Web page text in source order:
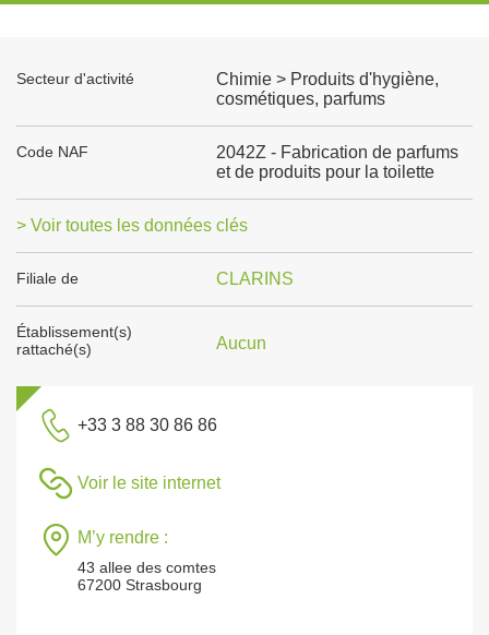
Secteur d'activité
Chimie > Produits d'hygiène,
cosmétiques, parfums
Code NAF
2042Z - Fabrication de parfums
et de produits pour la toilette
> Voir toutes les données clés
Filiale de CLARINS
Établissement(s)
rattaché(s)
Aucun
+33 3 88 30 86 86
Voir le site internet
M’y rendre :
43 allee des comtes
67200 Strasbourg